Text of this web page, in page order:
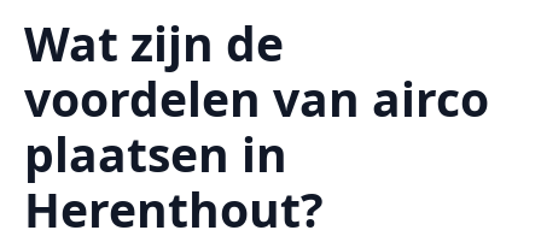
Wat zijn de
voordelen van airco
plaatsen in
Herenthout?